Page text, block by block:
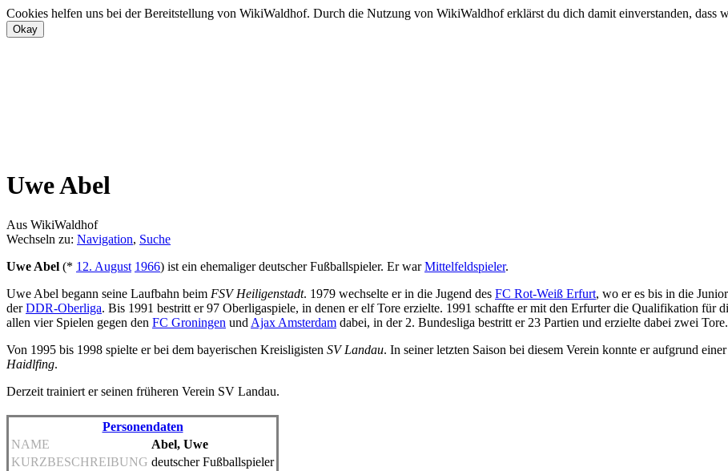
Cookies helfen uns bei der Bereitstellung von WikiWaldhof. Durch die Nutzung von WikiWaldhof erklärst du dich damit einverstanden, dass
Uwe Abel
Aus WikiWaldhof
Wechseln zu: Navigation, Suche
Uwe Abel (* 12. August 1966) ist ein ehemaliger deutscher Fußballspieler. Er warMittelfeldspieler.
Uwe Abel begann seine Laufbahn beim FSV Heiligenstadt. 1979 wechselte er in die Jugend des FC Rot-Weiß Erfurt, wo er es bis in die
derDDR-Oberliga. Bis 1991 bestritt er 97 Oberligaspiele, in denen er elf Tore erzielte. 1991 schaffte er mit den Erfurter die Qualifikation für
allen vier Spielen gegen den FC Groningen und Ajax Amsterdam dabei, in der 2. Bundesliga bestritt er 23 Partien und erzielte dabei zwei Tore.
Von 1995 bis 1998 spielte er bei dem bayerischen Kreisligisten SV Landau. In seiner letzten Saison bei diesem Verein konnte er aufgrund
Haidlfing.
Derzeit trainiert er seinen früheren Verein SV Landau.
Personendaten
NAME
Abel, Uwe
KURZBESCHREIBUNG deutscher Fußballspieler